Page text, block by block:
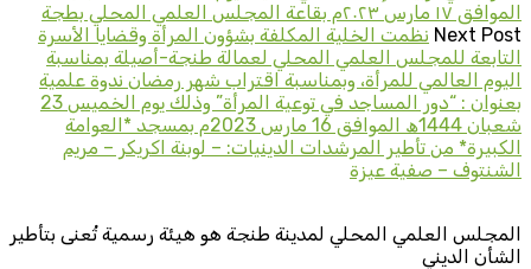
الموافق ١٧ مارس ٢٠٢٣م بقاعة المجلس العلمي المحلي بطجة
Next Post نظمت الخلية المكلفة بشؤون المرأة وقضايا الأسرة
التابعة للمجلس العلمي المحلي لعمالة طنجة-أصيلة بمناسبة
اليوم العالمي للمرأة، وبمناسبة اقتراب شهر رمضان ندوة علمية
بعنوان : “دور المساجد في توعية المرأة” وذلك يوم الخميس 23
شعبان 1444ھ الموافق 16 مارس 2023م بمسجد *العوامة
الكبيرة* من تأطير المرشدات الدينيات: – لوبنة اكريكر – مريم
الشنتوف – صفية عيزة
المجلس العلمي المحلي لمدينة طنجة هو هيئة رسمية تُعنى بتأطير
الشأن الديني